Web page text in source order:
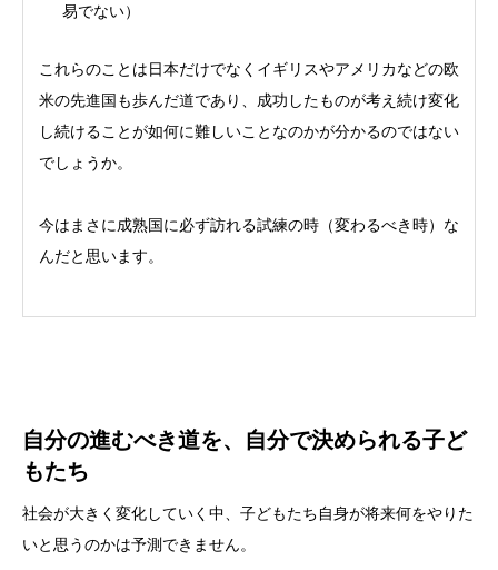
易でない）
これらのことは日本だけでなくイギリスやアメリカなどの欧
米の先進国も歩んだ道であり、成功したものが考え続け変化
し続けることが如何に難しいことなのかが分かるのではない
でしょうか。
今はまさに成熟国に必ず訪れる試練の時（変わるべき時）な
んだと思います。
自分の進むべき道を、自分で決められる子ど
もたち
社会が大きく変化していく中、子どもたち自身が将来何をやりた
いと思うのかは予測できません。